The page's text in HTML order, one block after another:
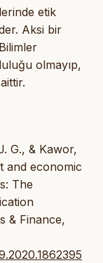
etik
Aksi bir
olmayıp,
G., & Kawor,
and economic
The
& Finance,